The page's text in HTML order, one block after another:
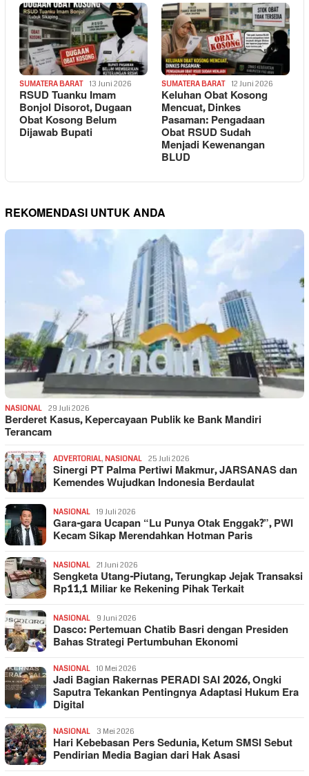
SUMATERA BARAT 13 Juni 2026
RSUD Tuanku Imam
Bonjol Disorot, Dugaan
Obat Kosong Belum
Dijawab Bupati
SUMATERA BARAT 12 Juni 2026
Keluhan Obat Kosong
Mencuat, Dinkes
Pasaman: Pengadaan
Obat RSUD Sudah
Menjadi Kewenangan
BLUD
REKOMENDASI UNTUK ANDA
NASIONAL 29 Juli 2026
Berderet Kasus, Kepercayaan Publik ke Bank Mandiri
Terancam
ADVERTORIAL, NASIONAL 25 Juli 2026
Sinergi PT Palma Pertiwi Makmur, JARSANAS dan
Kemendes Wujudkan Indonesia Berdaulat
NASIONAL 19 Juli 2026
Gara-gara Ucapan “Lu Punya Otak Enggak?”, PWI
Kecam Sikap Merendahkan Hotman Paris
NASIONAL 21 Juni 2026
Sengketa Utang-Piutang, Terungkap Jejak Transaksi
Rp11,1 Miliar ke Rekening Pihak Terkait
NASIONAL 9 Juni 2026
Dasco: Pertemuan Chatib Basri dengan Presiden
Bahas Strategi Pertumbuhan Ekonomi
NASIONAL 10 Mei 2026
Jadi Bagian Rakernas PERADI SAI 2026, Ongki
Saputra Tekankan Pentingnya Adaptasi Hukum Era
Digital
NASIONAL 3 Mei 2026
Hari Kebebasan Pers Sedunia, Ketum SMSI Sebut
Pendirian Media Bagian dari Hak Asasi